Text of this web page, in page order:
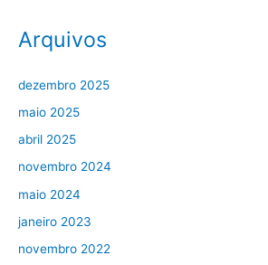
Arquivos
dezembro 2025
maio 2025
abril 2025
novembro 2024
maio 2024
janeiro 2023
novembro 2022